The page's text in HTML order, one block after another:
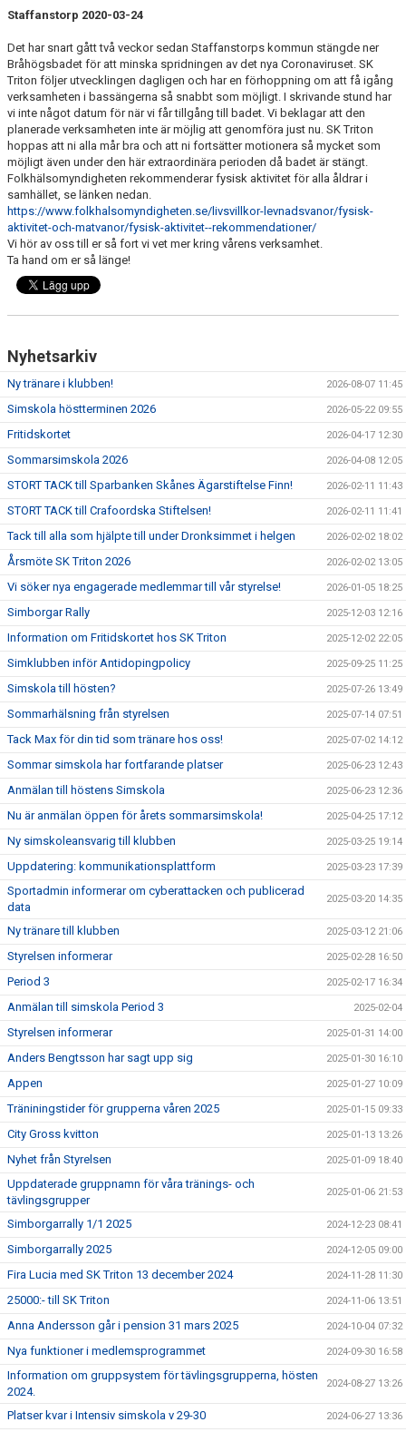
Staffanstorp 2020-03-24
Det har snart gått två veckor sedan Staffanstorps kommun stängde ner
Bråhögsbadet för att minska spridningen av det nya Coronaviruset. SK
Triton följer utvecklingen dagligen och har en förhoppning om att få igång
verksamheten i bassängerna så snabbt som möjligt. I skrivande stund har
vi inte något datum för när vi får tillgång till badet. Vi beklagar att den
planerade verksamheten inte är möjlig att genomföra just nu. SK Triton
hoppas att ni alla mår bra och att ni fortsätter motionera så mycket som
möjligt även under den här extraordinära perioden då badet är stängt.
Folkhälsomyndigheten rekommenderar fysisk aktivitet för alla åldrar i
samhället, se länken nedan.
https://www.folkhalsomyndigheten.se/livsvillkor-levnadsvanor/fysisk-
aktivitet-och-matvanor/fysisk-aktivitet--rekommendationer/
Vi hör av oss till er så fort vi vet mer kring vårens verksamhet.
Ta hand om er så länge!
Nyhetsarkiv
Ny tränare i klubben! 2026-08-07 11:45
Simskola höstterminen 2026 2026-05-22 09:55
Fritidskortet 2026-04-17 12:30
Sommarsimskola 2026 2026-04-08 12:05
STORT TACK till Sparbanken Skånes Ägarstiftelse Finn! 2026-02-11 11:43
STORT TACK till Crafoordska Stiftelsen! 2026-02-11 11:41
Tack till alla som hjälpte till under Dronksimmet i helgen 2026-02-02 18:02
Årsmöte SK Triton 2026 2026-02-02 13:05
Vi söker nya engagerade medlemmar till vår styrelse! 2026-01-05 18:25
Simborgar Rally 2025-12-03 12:16
Information om Fritidskortet hos SK Triton 2025-12-02 22:05
Simklubben inför Antidopingpolicy 2025-09-25 11:25
Simskola till hösten? 2025-07-26 13:49
Sommarhälsning från styrelsen 2025-07-14 07:51
Tack Max för din tid som tränare hos oss! 2025-07-02 14:12
Sommar simskola har fortfarande platser 2025-06-23 12:43
Anmälan till höstens Simskola 2025-06-23 12:36
Nu är anmälan öppen för årets sommarsimskola! 2025-04-25 17:12
Ny simskoleansvarig till klubben 2025-03-25 19:14
Uppdatering: kommunikationsplattform 2025-03-23 17:39
Sportadmin informerar om cyberattacken och publicerad
data
2025-03-20 14:35
Ny tränare till klubben 2025-03-12 21:06
Styrelsen informerar 2025-02-28 16:50
Period 3 2025-02-17 16:34
Anmälan till simskola Period 3 2025-02-04
Styrelsen informerar 2025-01-31 14:00
Anders Bengtsson har sagt upp sig 2025-01-30 16:10
Appen 2025-01-27 10:09
Träniningstider för grupperna våren 2025 2025-01-15 09:33
City Gross kvitton 2025-01-13 13:26
Nyhet från Styrelsen 2025-01-09 18:40
Uppdaterade gruppnamn för våra tränings- och
tävlingsgrupper
2025-01-06 21:53
Simborgarrally 1/1 2025 2024-12-23 08:41
Simborgarrally 2025 2024-12-05 09:00
Fira Lucia med SK Triton 13 december 2024 2024-11-28 11:30
25000:- till SK Triton 2024-11-06 13:51
Anna Andersson går i pension 31 mars 2025 2024-10-04 07:32
Nya funktioner i medlemsprogrammet 2024-09-30 16:58
Information om gruppsystem för tävlingsgrupperna, hösten
2024.
2024-08-27 13:26
Platser kvar i Intensiv simskola v 29-30 2024-06-27 13:36